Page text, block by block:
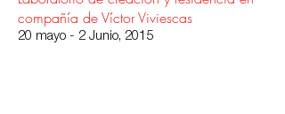
compañía de Víctor Viviescas
20 mayo - 2 Junio, 2015